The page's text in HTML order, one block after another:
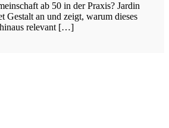
ab 50 in der Praxis? Jardin
Gestalt an und zeigt, warum dieses
relevant […]